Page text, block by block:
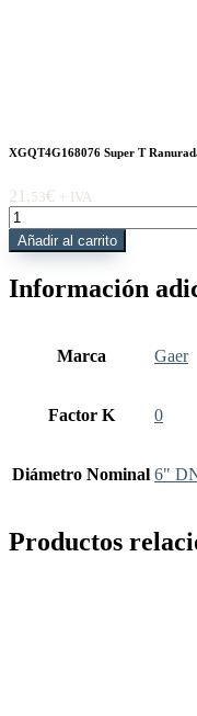
XGQT4G168076 Super T
21,53€ + IVA
XGQT4G168076
Super
T
6"
cantidad
Añadir al carrito
Información
Marca Gaer
Factor K 0
Diámetro Nominal 6"
Productos